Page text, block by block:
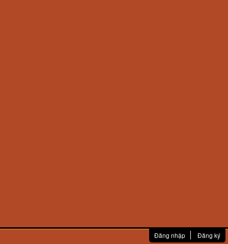
Đăng nhập Đăng ký